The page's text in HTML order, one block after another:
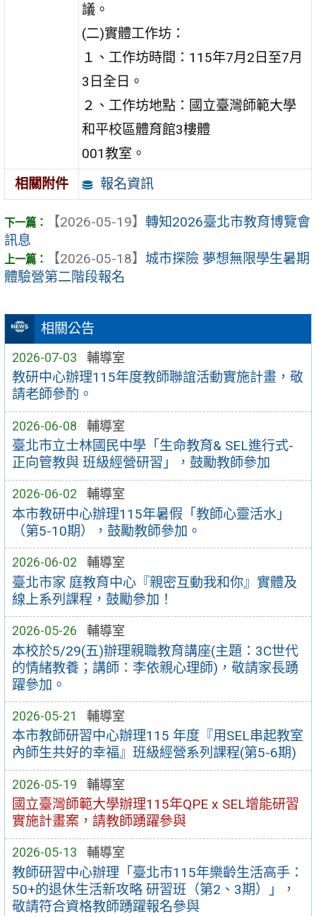
相關公告
2026-07-03 輔導室
教研中心辦理115年度教師聯誼活動實施計畫，敬
請老師參酌。
2026-06-08 輔導室
臺北市立士林國民中學「生命教育& SEL進行式-
正向管教與 班級經營研習」，鼓勵教師參加
2026-06-02 輔導室
本市教研中心辦理115年暑假「教師心靈活水」
（第5-10期），鼓勵教師參加。
2026-06-02 輔導室
臺北市家 庭教育中心『親密互動我和你』實體及
線上系列課程，鼓勵參加！
2026-05-26 輔導室
本校於5/29(五)辦理親職教育講座(主題：3C世代
的情緒教養；講師：李依親心理師)，敬請家長踴
躍參加。
2026-05-21 輔導室
本市教師研習中心辦理115 年度『用SEL串起教室
內師生共好的幸福』班級經營系列課程(第5-6期)
2026-05-19 輔導室
國立臺灣師範大學辦理115年QPE x SEL增能研習
實施計畫案，請教師踴躍參與
2026-05-13 輔導室
教師研習中心辦理「臺北市115年樂齡生活高手：
50+的退休生活新攻略 研習班（第2、3期）」，
敬請符合資格教師踴躍報名參與
議。
(二)實體工作坊：
１、工作坊時間：115年7月2日至7月
3日全日。
２、工作坊地點：國立臺灣師範大學
和平校區體育館3樓體
001教室。
相關附件
報名資訊
【2026-05-19】 轉知2026臺北市教育博覽會
訊息
【2026-05-18】 城市探險 夢想無限學生暑期
體驗營第二階段報名